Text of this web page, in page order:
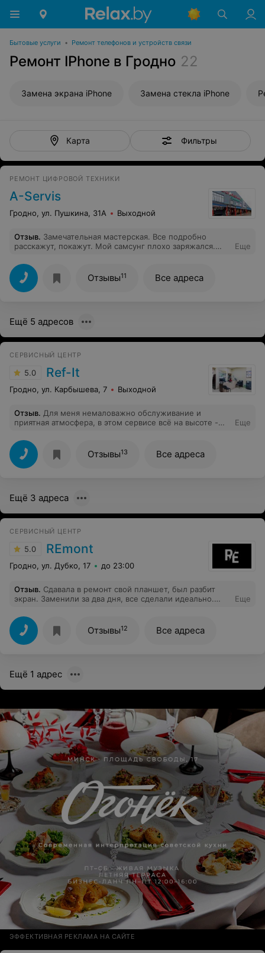
Бытовые услуги • Ремонт телефонов и устройств связи
Ремонт IPhone в Гродно 22
Замена экрана iPhone Замена стекла iPhone
Карта Фильтры
РЕМОНТ ЦИФРОВОЙ ТЕХНИКИ
А-Servis
Гродно, ул. Пушкина, 31А Выходной
Отзыв. Замечательная мастерская. Все подробно
расскажут, покажут. Мой самсунг плохо заряжался.
называли очень высокую цену. А здесь все сделали. И
довольно быстро. Спасибо большое.
Еще
Отзывы11 Все адреса
Ещё 5 адресов
СЕРВИСНЫЙ ЦЕНТР
5.0 Ref-It
Гродно, ул. Карбышева, 7 Выходной
Отзыв. Для меня немаловажно обслуживание и
приятная атмосфера, в этом сервисе всё на высоте -
качественный ремонт сделали. Приятно, что можно
расплатится картой рассрочек.
Еще
Отзывы13 Все адреса
Ещё 3 адреса
СЕРВИСНЫЙ ЦЕНТР
5.0 REmont
Гродно, ул. Дубко, 17 до 23:00
Отзыв. Сдавала в ремонт свой планшет, был разбит
экран. Заменили за два дня, все сделали идеально.
Еще
Отзывы12 Все адреса
Ещё 1 адрес
ЭФФЕКТИВНАЯ РЕКЛАМА НА САЙТЕ